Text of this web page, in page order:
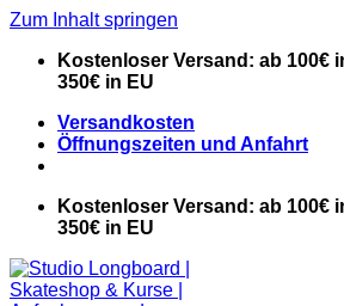
Zum Inhalt springen
Kostenloser Versand: ab 100€
350€ in EU
Versandkosten
Öffnungszeiten und Anfahrt
Kostenloser Versand: ab 100€
350€ in EU